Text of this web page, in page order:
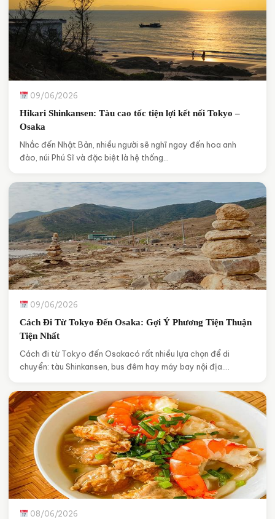
09/06/2026
Hikari Shinkansen: Tàu cao tốc tiện lợi kết nối Tokyo –
Osaka
Nhắc đến Nhật Bản, nhiều người sẽ nghĩ ngay đến hoa anh
đào, núi Phú Sĩ và đặc biệt là hệ thống…
09/06/2026
Cách Đi Từ Tokyo Đến Osaka: Gợi Ý Phương Tiện Thuận
Tiện Nhất
Cách đi từ Tokyo đến Osakacó rất nhiều lựa chọn để di
chuyển: tàu Shinkansen, bus đêm hay máy bay nội địa.…
08/06/2026